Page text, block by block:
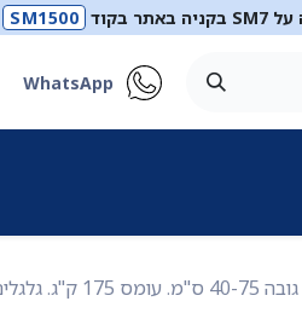
SM1500
WhatsApp